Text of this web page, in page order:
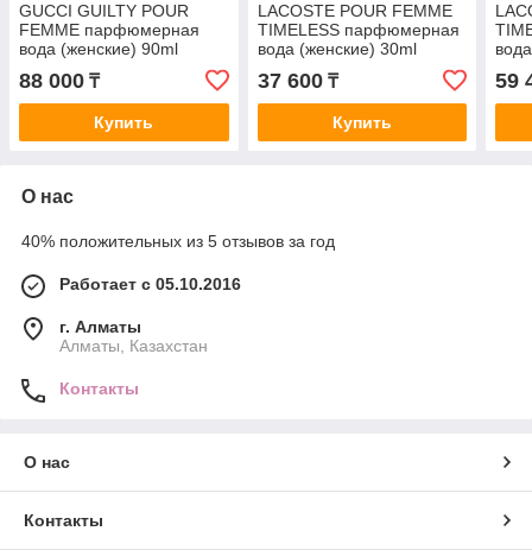
GUCCI GUILTY POUR
FEMME парфюмерная
вода (женские) 90ml
88 000 ₸
Купить
LACOSTE POUR FEMME
TIMELESS парфюмерная
вода (женские) 30ml
37 600₸
Купить
59
О нас
40% положительных из 5 отзывов за год
Работает с 05.10.2016
г. Алматы
Алматы, Казахстан
Контакты
О нас
Контакты